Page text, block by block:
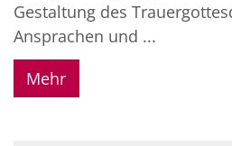
Gestaltung des
Ansprachen und ...
Mehr